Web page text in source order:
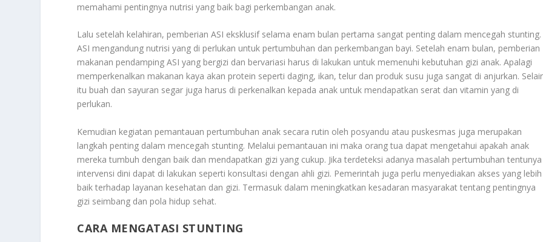
memahami pentingnya nutrisi yang baik bagi perkembangan anak.
Lalu setelah kelahiran, pemberian ASI eksklusif selama enam bulan pertama sangat penting dalam mencegah stunting.
ASI mengandung nutrisi yang di perlukan untuk pertumbuhan dan perkembangan bayi. Setelah enam bulan, pemberian
makanan pendamping ASI yang bergizi dan bervariasi harus di lakukan untuk memenuhi kebutuhan gizi anak. Apalagi
memperkenalkan makanan kaya akan protein seperti daging, ikan, telur dan produk susu juga sangat di anjurkan.
itu buah dan sayuran segar juga harus di perkenalkan kepada anak untuk mendapatkan serat dan vitamin yang di
perlukan.
Kemudian kegiatan pemantauan pertumbuhan anak secara rutin oleh posyandu atau puskesmas juga merupakan
langkah penting dalam mencegah stunting. Melalui pemantauan ini maka orang tua dapat mengetahui apakah anak
mereka tumbuh dengan baik dan mendapatkan gizi yang cukup. Jika terdeteksi adanya masalah pertumbuhan tentunya
intervensi dini dapat di lakukan seperti konsultasi dengan ahli gizi. Pemerintah juga perlu menyediakan akses yang lebih
baik terhadap layanan kesehatan dan gizi. Termasuk dalam meningkatkan kesadaran masyarakat tentang pentingnya
gizi seimbang dan pola hidup sehat.
CARA MENGATASI STUNTING